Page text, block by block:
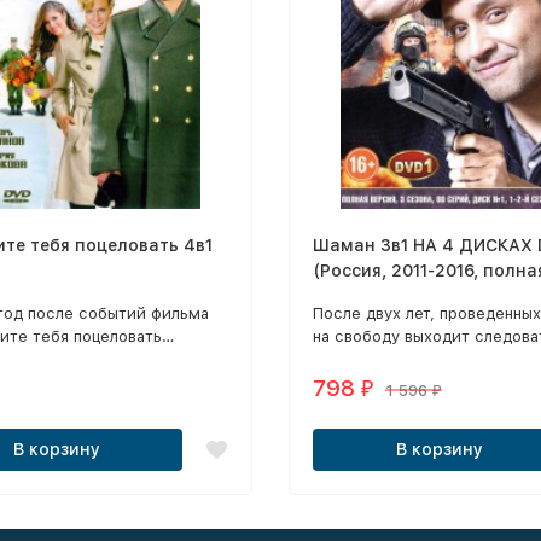
тебя поцеловать 4в1
после событий фильма
тебя поцеловать…
Генерал же
к «повышению» и
выходу на пенсию.
В корзину
Шаман 3в1 НА 4 ДИСКАХ
(Россия, 2011-2016,
После двух лет,
на свободу выходит
коллеги, азарт и работа, а
чувство юмора.
798 ₽ 1 596₽
В корзину